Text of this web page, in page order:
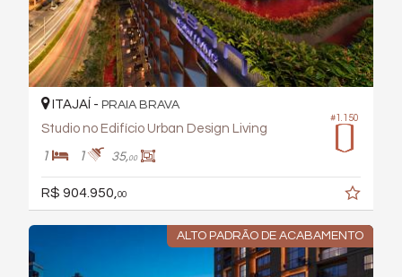
#1.150
ITAJAÍ - PRAIA BRAVA
Studio no Edifício Urban Design Living
1 1 35,00
R$ 904.950, 00
ALTO PADRÃO DE ACABAMENTO